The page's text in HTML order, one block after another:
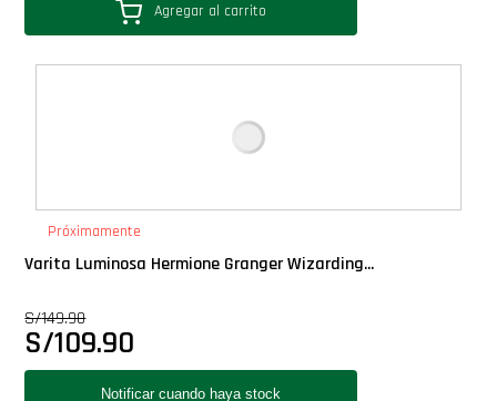
Agregar al carrito
Próximamente
Varita Luminosa Hermione Granger Wizarding...
S/149.90
S/109.90